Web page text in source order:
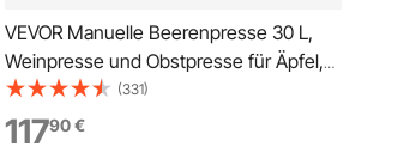
VEVOR Manuelle Beerenpresse 30 L,
Weinpresse und Obstpresse für Äpfel,
Weintrauben, Orangen und Gemüse,
Korb aus Massivem Buchenholz,
Apfelpresse mit 2 Filterbeuteln &
(331)
11790€